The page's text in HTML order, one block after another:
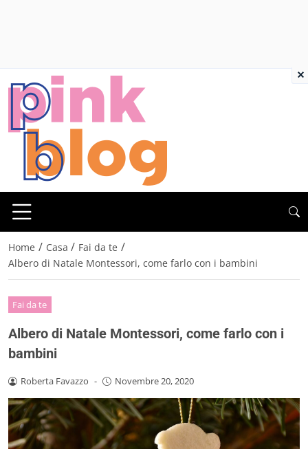
Home / Casa / Fai da te /
Albero di Natale Montessori, come farlo con i bambini
Fai da te
Albero di Natale Montessori, come farlo con i
bambini
Roberta Favazzo - Novembre 20, 2020
×